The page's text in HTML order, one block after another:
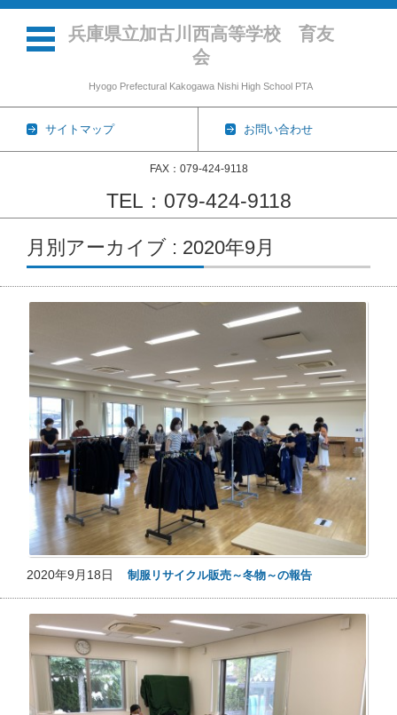
兵庫県立加古川西高等学校 育友
会
Hyogo Prefectural Kakogawa Nishi High School PTA
サイトマップ お問い合わせ
FAX：079-424-9118
TEL：079-424-9118
コンテンツに移動
月別アーカイブ : 2020年9月
2020年9月18日 制服リサイクル販売～冬物～の報告